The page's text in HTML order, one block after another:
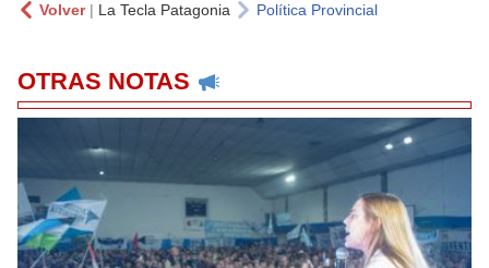
Volver| La Tecla Patagonia Política Provincial
OTRAS NOTAS